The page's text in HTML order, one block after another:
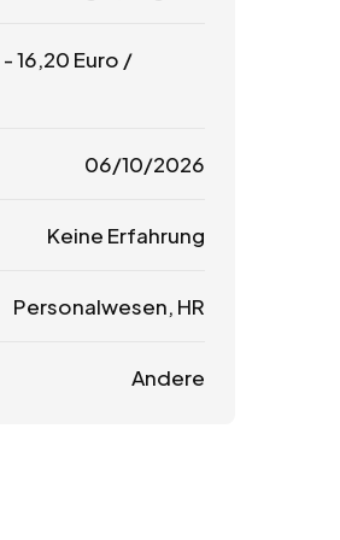
-16,20 Euro /
06/10/2026
Keine Erfahrung
Personalwesen, HR
Andere